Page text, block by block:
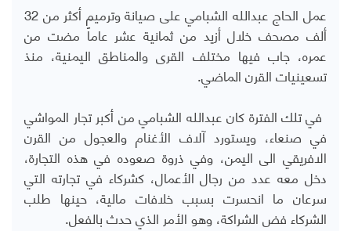
عمل الحاج عبدالله الشبامي على صيانة وترميم أكثر من 32
ألف مصحف خلال أزيد من ثمانية عشر عاماً مضت من
عمره، جاب فيها مختلف القرى والمناطق اليمنية، منذ
تسعينيات القرن الماضي.
في تلك الفترة كان عبدالله الشبامي من أكبر تجار المواشي
في صنعاء، ويستورد آلاف الأغنام والعجول من القرن
الافريقي الى اليمن، وفي ذروة صعوده في هذه التجارة،
دخل معه عدد من رجال الأعمال، كشركاء في تجارته التي
سرعان ما انحسرت بسبب خلافات مالية، حينها طلب
الشركاء فض الشراكة، وهو الأمر الذي حدث بالفعل.